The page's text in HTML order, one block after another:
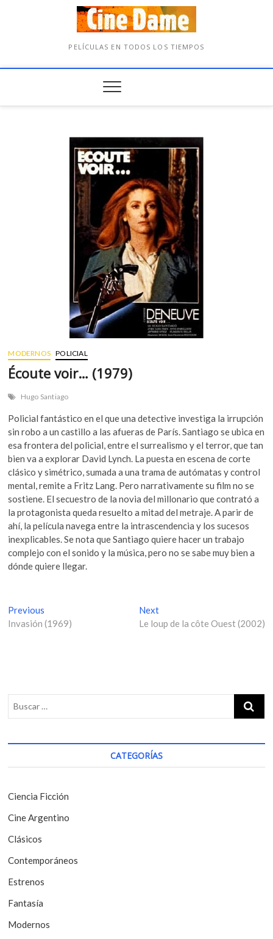
PELÍCULAS EN TODOS LOS TIEMPOS
MODERNOS POLICIAL
Écoute voir… (1979)
Hugo Santiago
Policial fantástico en el que una detective investiga la irrupción
sin robo a un castillo a las afueras de París. Santiago se ubica en
esa frontera del policial, entre el surrealismo y el terror, que tan
bien va a explorar David Lynch. La puesta en escena de corte
clásico y simétrico, sumada a una trama de autómatas y control
mental, remite a Fritz Lang. Pero narrativamente su film no se
sostiene. El secuestro de la novia del millonario que contrató a
la protagonista queda resuelto a mitad del metraje. A parir de
ahí, la película navega entre la intrascendencia y los sucesos
inexplicables. Se nota que Santiago quiere hacer un trabajo
complejo con el sonido y la música, pero no se sabe muy bien a
dónde quiere llegar.
N
a
g
a
i
ó
n
e
e
n
t
r
a
Previous
r
p
s
:
Invasión (1969)
NextN
e
:
Le loup de la côte Ouest (2002)
CATEGORÍAS
Ciencia Ficción
Cine Argentino
Clásicos
Contemporáneos
Estrenos
Fantasía
Modernos